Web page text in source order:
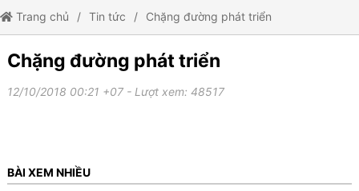
Trang chủ Tin tức Chặng đường phát triển
Chặng đường phát triển
12/10/2018 00:21 +07 - Lượt xem: 48517
BÀI XEM NHIỀU